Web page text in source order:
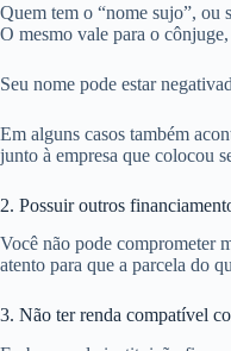
Quem tem o “nome sujo”, ou
O mesmo vale para o
Seu nome pode estar
Em alguns casos também
junto à empresa que colocou
2. Possuir outros
Você não pode comprometer
atento para que a parcela do
3. Não ter renda compatível